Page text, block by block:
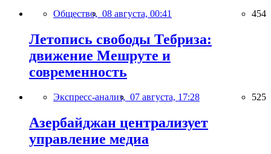
Общество, 08 августа, 00:41 454
Летопись свободы Тебриза:
движение Мешруте и
современность
Экспресс-анализ, 07 августа, 17:28 525
Азербайджан централизует
управление медиа